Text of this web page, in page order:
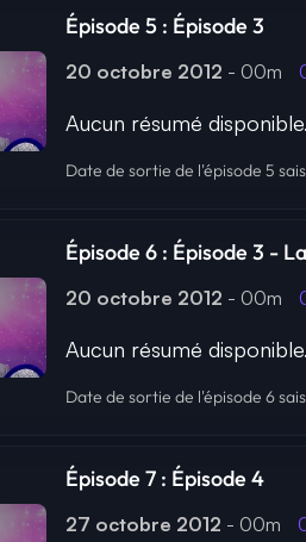
Épisode 5 : Épisode 3
20 octobre 2012 - 00m
Aucun résumé disponible.
Date de sortie de l'épisode 5
Épisode 6 : Épisode 3 -
20 octobre 2012 - 00m
Aucun résumé disponible.
Date de sortie de l'épisode 6
Épisode 7 : Épisode 4
27 octobre 2012 - 00m